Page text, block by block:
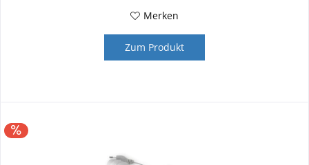
Merken
Zum Produkt